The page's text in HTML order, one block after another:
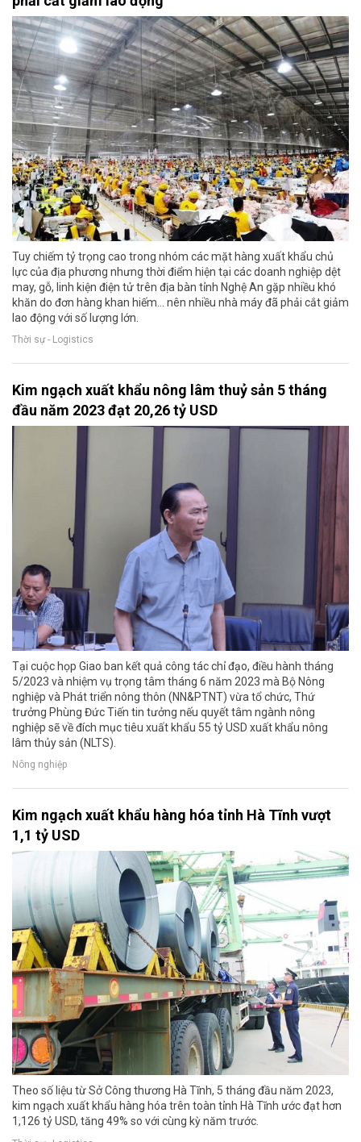
Tuy chiếm tỷ trọng cao trong nhóm các mặt hàng xuất khẩu chủ
lực của địa phương nhưng thời điểm hiện tại các doanh nghiệp dệt
may, gỗ, linh kiện điện tử trên địa bàn tỉnh Nghệ An gặp nhiều khó
khăn do đơn hàng khan hiếm… nên nhiều nhà máy đã phải cắt giảm
lao động với số lượng lớn.
Thời sự - Logistics
Kim ngạch xuất khẩu nông lâm thuỷ sản 5 tháng
đầu năm 2023 đạt 20,26 tỷ USD
Tại cuộc họp Giao ban kết quả công tác chỉ đạo, điều hành tháng
5/2023 và nhiệm vụ trọng tâm tháng 6 năm 2023 mà Bộ Nông
nghiệp và Phát triển nông thôn (NN&PTNT) vừa tổ chức, Thứ
trưởng Phùng Đức Tiến tin tưởng nếu quyết tâm ngành nông
nghiệp sẽ về đích mục tiêu xuất khẩu 55 tỷ USD xuất khẩu nông
lâm thủy sản (NLTS).
Nông nghiệp
Kim ngạch xuất khẩu hàng hóa tỉnh Hà Tĩnh vượt
1,1 tỷ USD
Theo số liệu từ Sở Công thương Hà Tĩnh, 5 tháng đầu năm 2023,
kim ngạch xuất khẩu hàng hóa trên toàn tỉnh Hà Tĩnh ước đạt hơn
1,126 tỷ USD, tăng 49% so với cùng kỳ năm trước.